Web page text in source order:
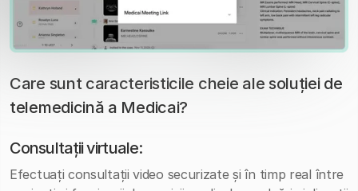
Care sunt caracteristicile cheie ale soluției de
telemedicină a Medicai?
Consultații virtuale:
Efectuați consultații video securizate și în timp real între